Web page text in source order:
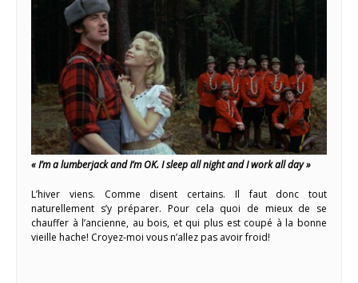
« I’m a lumberjack and I’m OK. I sleep all night and I work all day »
L’hiver viens. Comme disent certains. Il faut donc tout
naturellement s’y préparer. Pour cela quoi de mieux de se
chauffer à l’ancienne, au bois, et qui plus est coupé à la bonne
vieille hache! Croyez-moi vous n’allez pas avoir froid!